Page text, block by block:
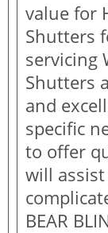
value for
Shutters
servicing
Shutters
and
specific
to offer
will
BEAR